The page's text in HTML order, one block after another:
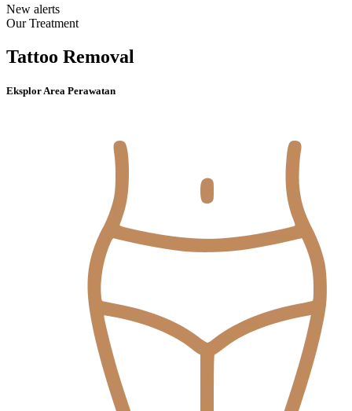
New alerts
Our Treatment
Tattoo Removal
Eksplor Area Perawatan